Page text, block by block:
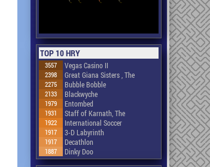
TOP 10 HRY
3557 Vegas Casino II
2398 Great Giana Sisters , The
2275 Bubble Bobble
2133 Blackwyche
1979 Entombed
1931 Staff of Karnath, The
1922 International Soccer
1917 3-D Labyrinth
1917 Decathlon
1887 Dinky Doo